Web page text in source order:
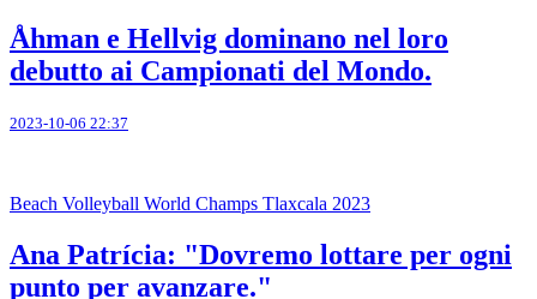
Åhman e Hellvig dominano nel loro
debutto ai Campionati del Mondo.
2023-10-06 22:37
Beach Volleyball World Champs Tlaxcala 2023
Ana Patrícia: "Dovremo lottare per ogni
punto per avanzare."